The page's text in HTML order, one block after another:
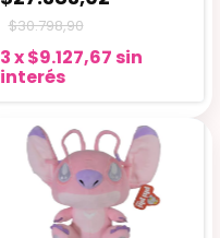
$30.798,90
3x$9.127,67 sin
interés